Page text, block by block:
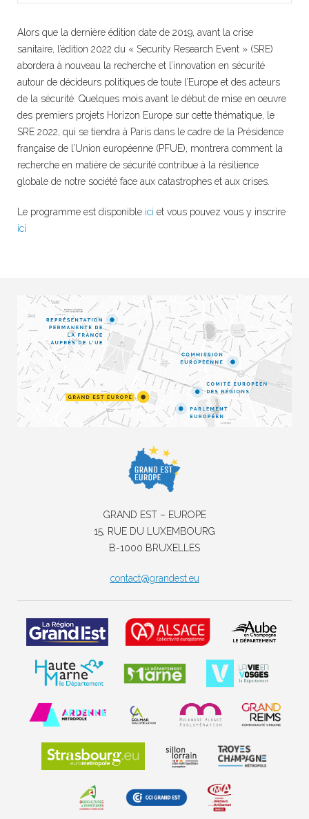
Alors que la dernière édition date de 2019, avant la crise
sanitaire, l’édition 2022 du « Security Research Event » (SRE)
abordera à nouveau la recherche et l’innovation en sécurité
autour de décideurs politiques de toute l’Europe et des acteurs
de la sécurité. Quelques mois avant le début de mise en oeuvre
des premiers projets Horizon Europe sur cette thématique, le
SRE 2022, qui se tiendra à Paris dans le cadre de la Présidence
française de l’Union européenne (PFUE), montrera comment la
recherche en matière de sécurité contribue à la résilience
globale de notre société face aux catastrophes et aux crises.
Le programme est disponible ici et vous pouvez vous y inscrire
ici
GRAND EST – EUROPE
15, RUE DU LUXEMBOURG
B-1000 BRUXELLES
contact@grandest.eu